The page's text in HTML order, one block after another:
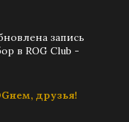
запись
в ROG Club -
друзья!